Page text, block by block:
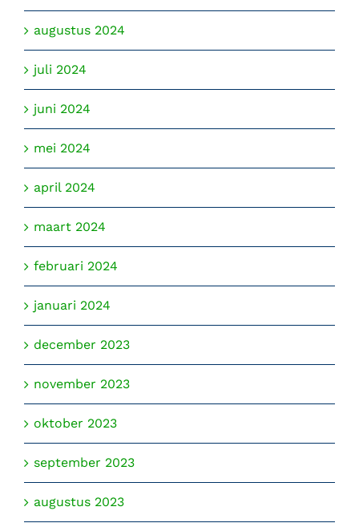
augustus 2024
juli 2024
juni 2024
mei 2024
april 2024
maart 2024
februari 2024
januari 2024
december 2023
november 2023
oktober 2023
september 2023
augustus 2023